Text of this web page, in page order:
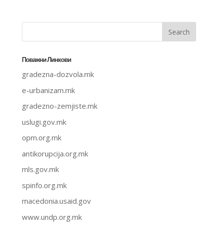
Поважни Линкови
gradezna-dozvola.mk
e-urbanizam.mk
gradezno-zemjiste.mk
uslugi.gov.mk
opm.org.mk
antikorupcija.org.mk
mls.gov.mk
spinfo.org.mk
macedonia.usaid.gov
www.undp.org.mk